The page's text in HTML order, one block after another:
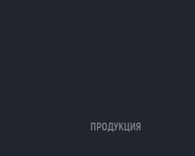
ПРОДУКЦИЯ